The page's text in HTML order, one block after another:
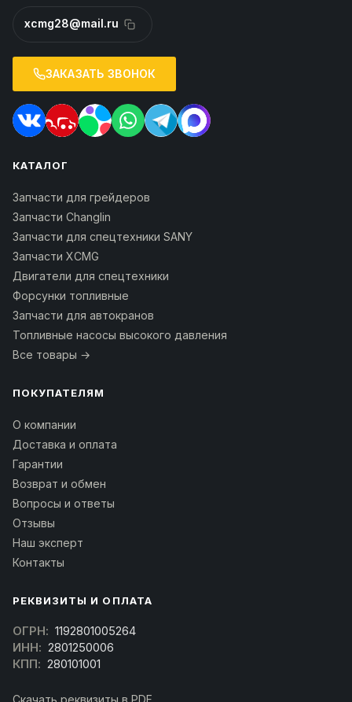
xcmg28@mail.ru
ЗАКАЗАТЬ ЗВОНОК
КАТАЛОГ
Запчасти для грейдеров
Запчасти Changlin
Запчасти для спецтехники SANY
Запчасти XCMG
Двигатели для спецтехники
Форсунки топливные
Запчасти для автокранов
Топливные насосы высокого давления
Все товары →
ПОКУПАТЕЛЯМ
О компании
Доставка и оплата
Гарантии
Возврат и обмен
Вопросы и ответы
Отзывы
Наш эксперт
Контакты
РЕКВИЗИТЫ И ОПЛАТА
ОГРН: 1192801005264
ИНН: 2801250006
КПП: 280101001
Скачать реквизиты в PDF